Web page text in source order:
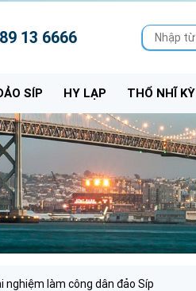
13 6666
SÍP HY LẠP THỔ NHĨ KỲ
nghiệm làm công dân đảo Síp